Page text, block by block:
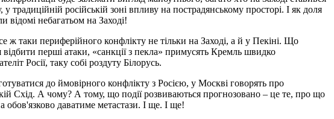
традиційній російській зоні впливу на пострадянському просторі. І як доля
відомі небагатьом на Заході!
ж таки периферійного конфлікту не тільки на Заході, а й у Пекіні. Що
перші атаки, «санкції з пекла» примусять Кремль швидко
Росії, таку собі роздуту Білорусь.
до ймовірного конфлікту з Росією, у Москві говорять про
Схід. А чому? А тому, що події розвиваються прогнозовано – це те, про що
даватиме метастази. І ще. І ще!